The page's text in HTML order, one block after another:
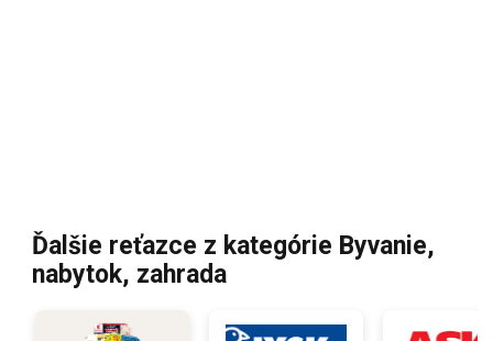
Ďalšie reťazce z kategórie Byvanie,
nabytok, zahrada